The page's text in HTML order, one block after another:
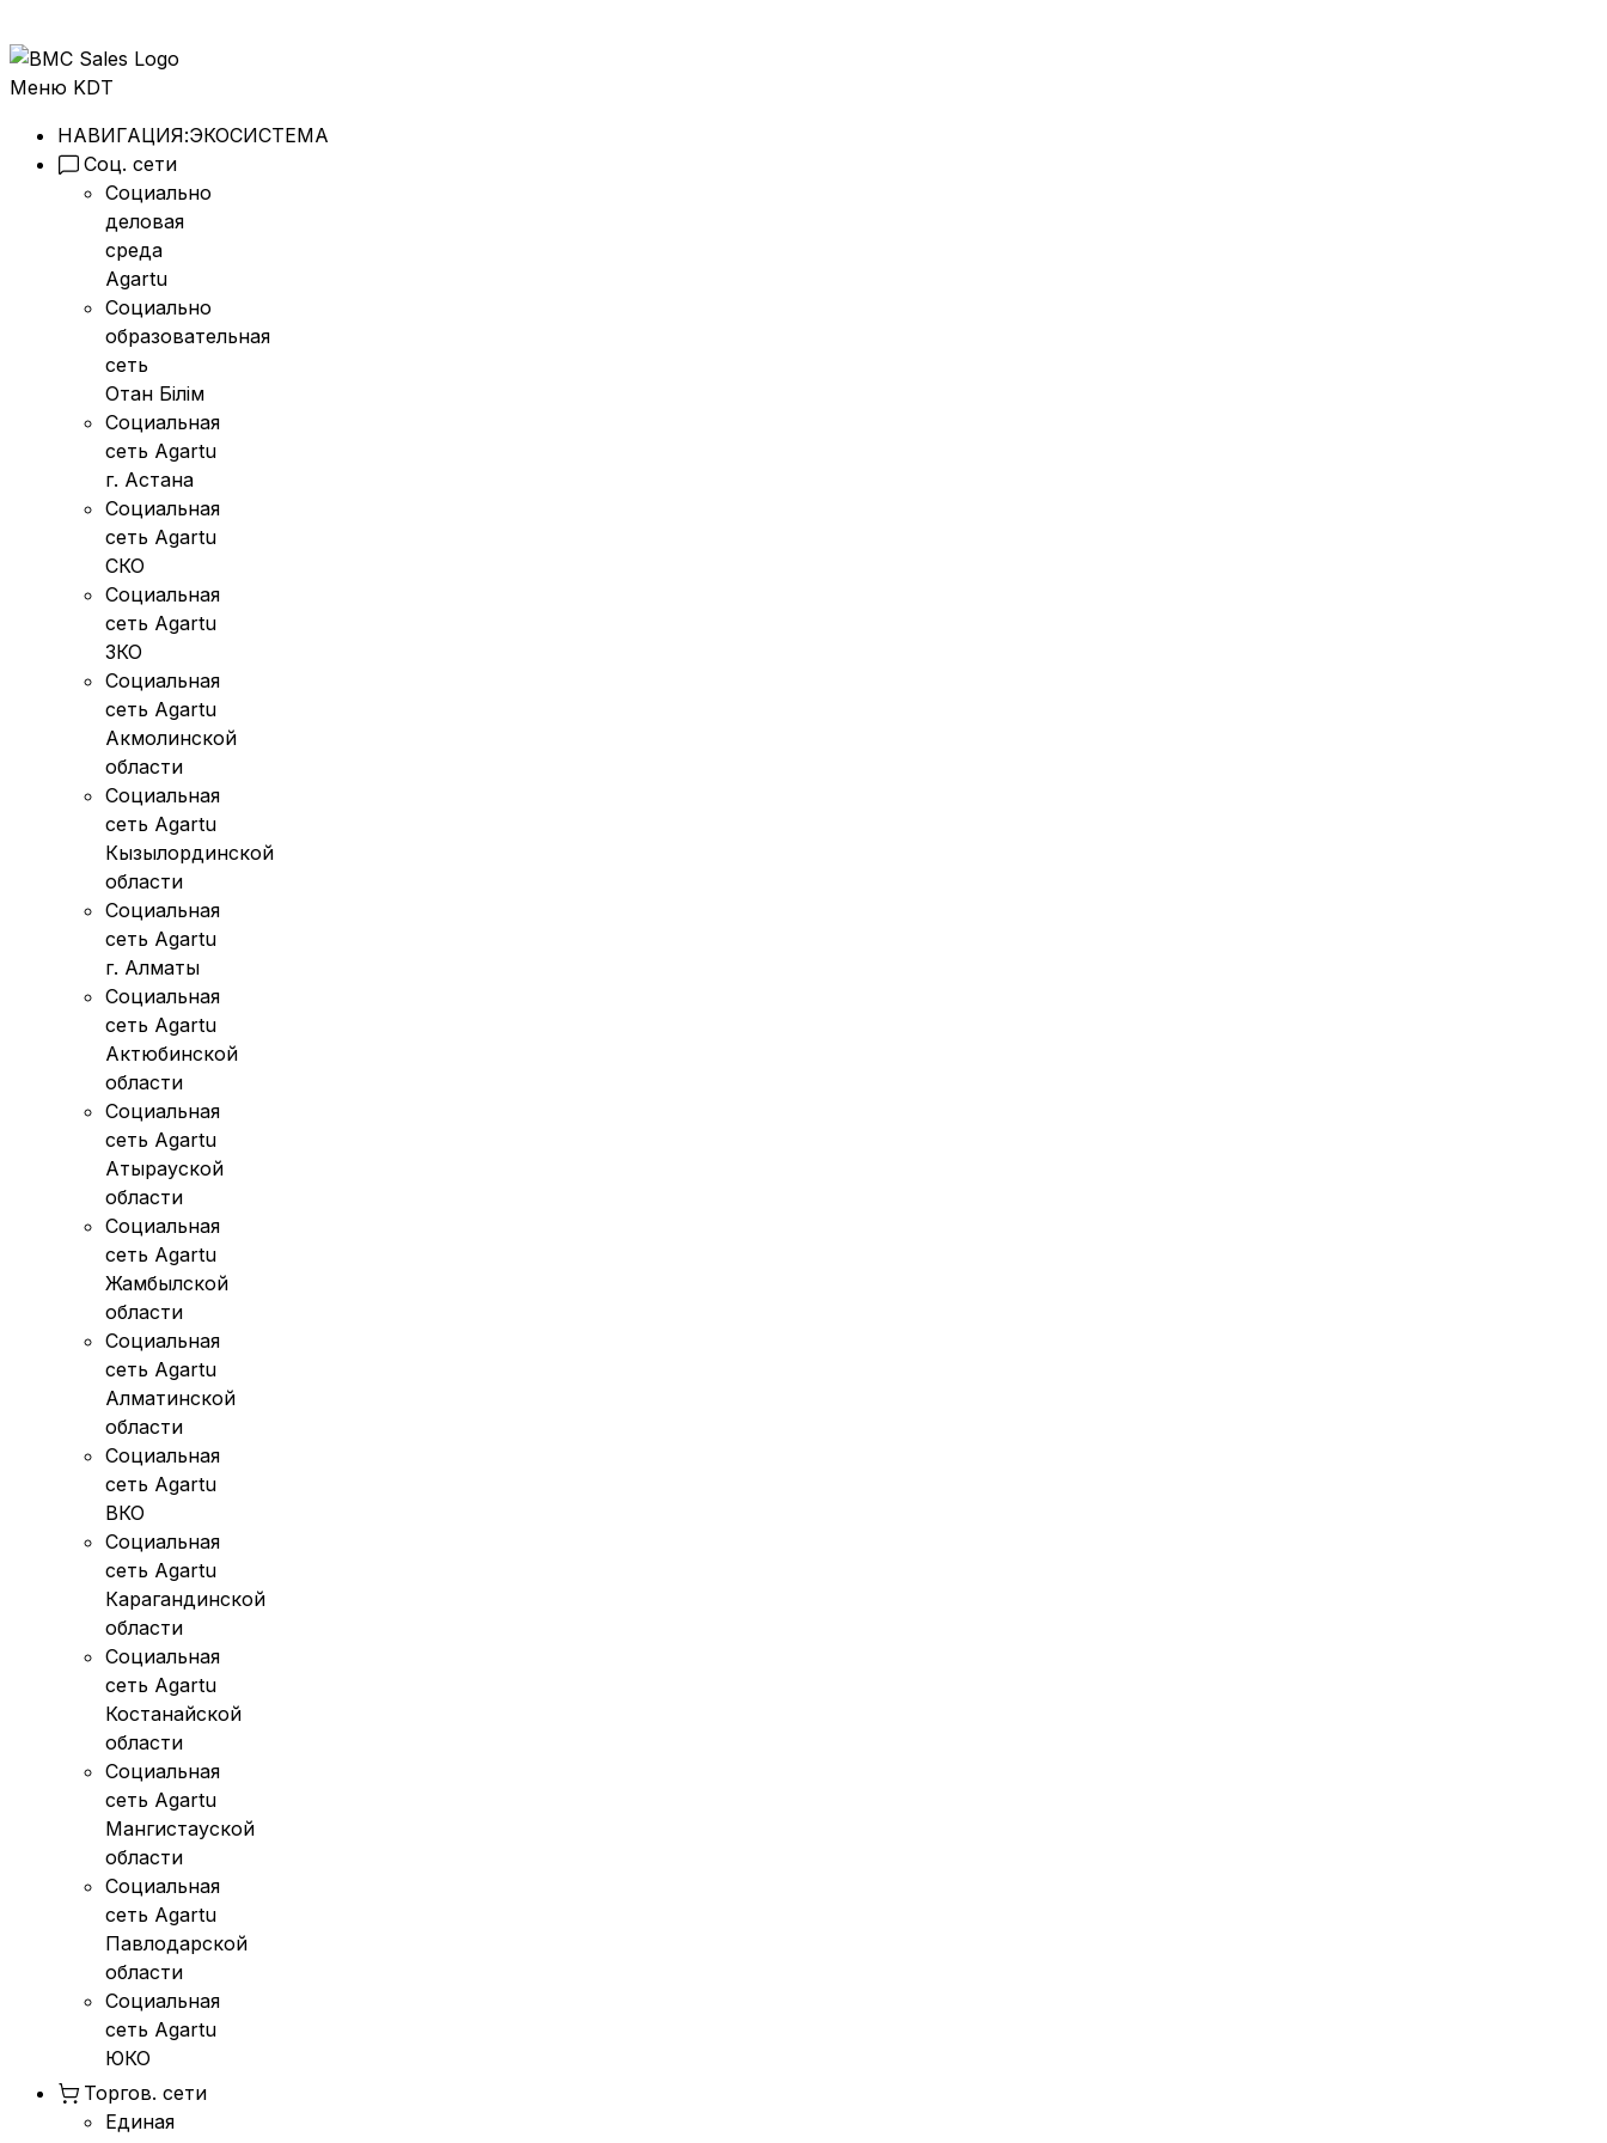
Меню KDT
НАВИГАЦИЯ:ЭКОСИСТЕМА
Соц. сети
Социально
деловая
среда
Agartu
Социально
образовательная
сеть
Отан Бiлiм
Социальная
сеть Agartu
г. Астана
Социальная
сеть Agartu
СКО
Социальная
сеть Agartu
ЗКО
Социальная
сеть Agartu
Акмолинской
области
Социальная
сеть Agartu
Кызылординской
области
Социальная
сеть Agartu
г. Алматы
Социальная
сеть Agartu
Актюбинской
области
Социальная
сеть Agartu
Атырауской
области
Социальная
сеть Agartu
Жамбылской
области
Социальная
сеть Agartu
Алматинской
области
Социальная
сеть Agartu
ВКО
Социальная
сеть Agartu
Карагандинской
области
Социальная
сеть Agartu
Костанайской
области
Социальная
сеть Agartu
Мангистауской
области
Социальная
сеть Agartu
Павлодарской
области
Социальная
сеть Agartu
ЮКО
Торгов. сети
Единая